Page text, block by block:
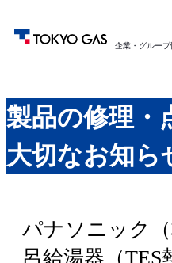
企業・グループ
製品の修理・
大切なお知ら
パナソニック
呂給湯器（TES